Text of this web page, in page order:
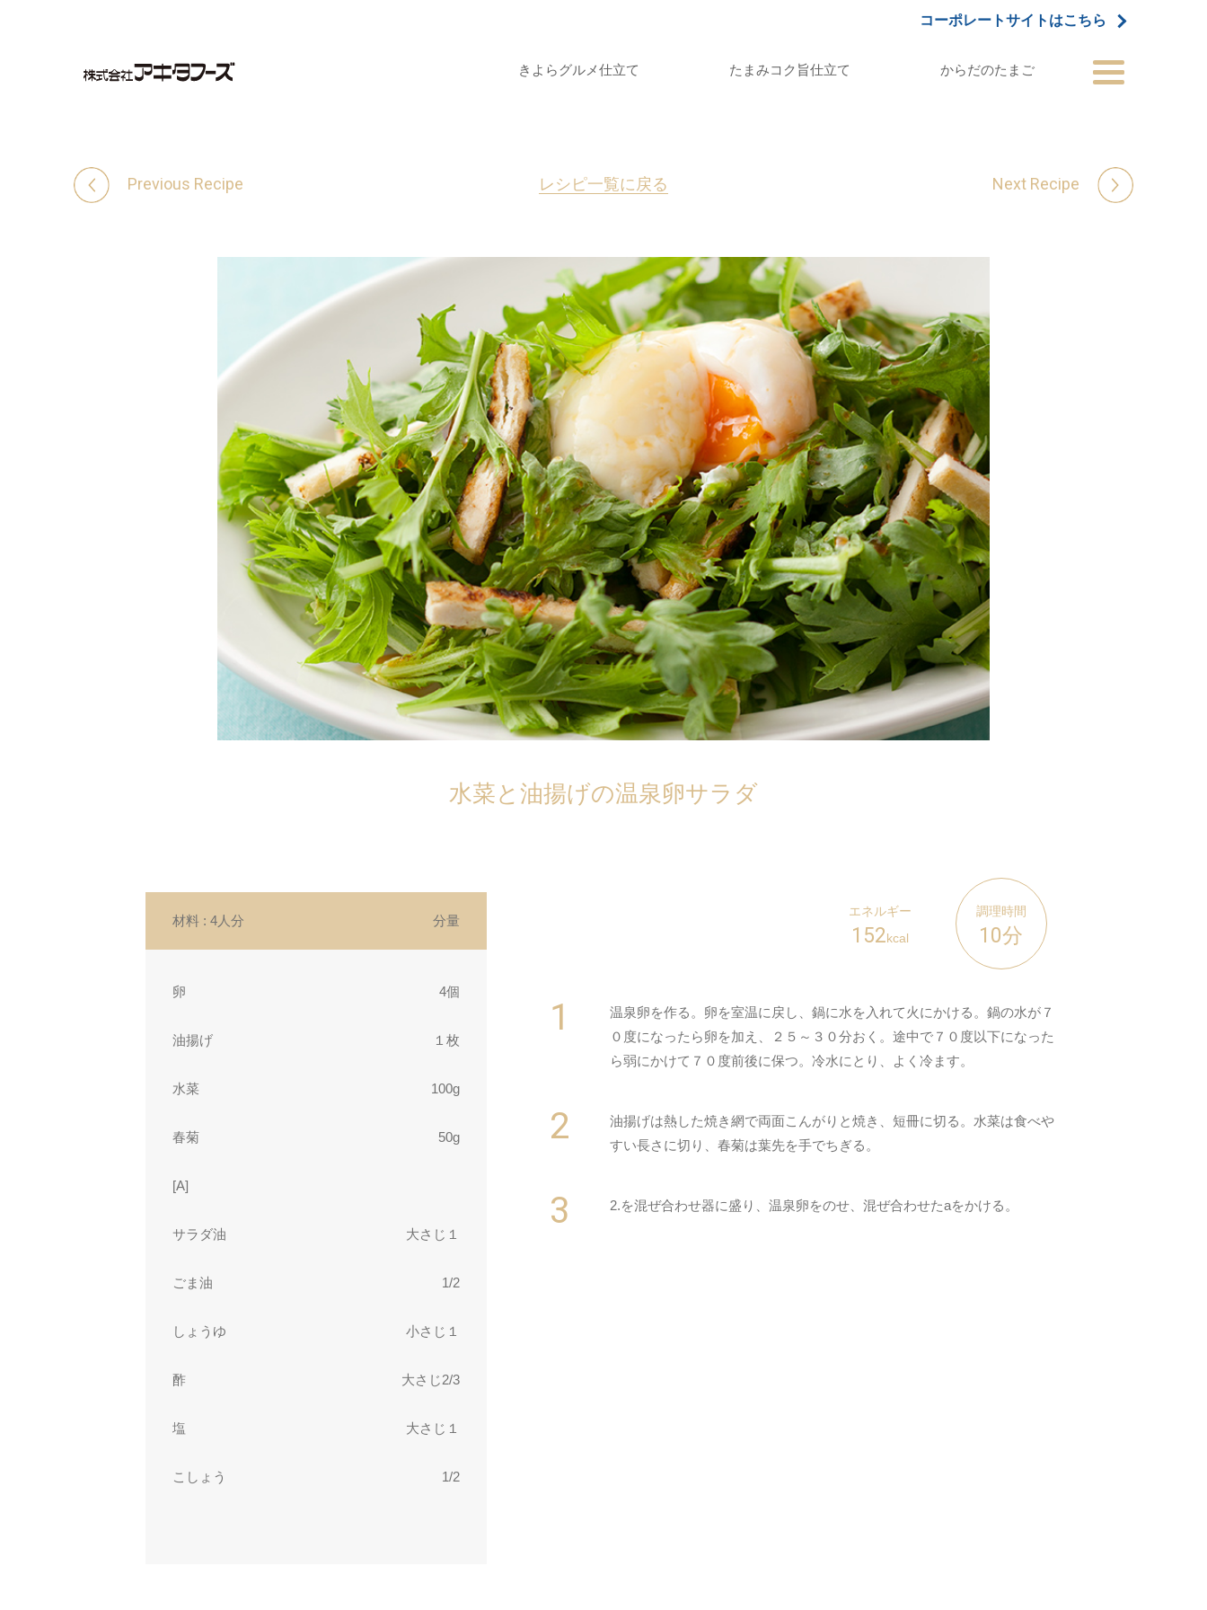
コーポレートサイトはこちら
きよらグルメ仕立て たまみコク旨仕立て からだのたまご
Previous Recipe レシピ一覧に戻る Next Recipe
水菜と油揚げの温泉卵サラダ
材料 : 4人分 分量
卵 4個
油揚げ １枚
水菜 100g
春菊 50g
[A]
サラダ油 大さじ１
ごま油 1/2
しょうゆ 小さじ１
酢 大さじ2/3
塩 大さじ１
こしょう 1/2
エネルギー
152kcal
調理時間
10分
温泉卵を作る。卵を室温に戻し、鍋に水を入れて火にかける。鍋の水が７
０度になったら卵を加え、２５～３０分おく。途中で７０度以下になった
ら弱にかけて７０度前後に保つ。冷水にとり、よく冷ます。
油揚げは熱した焼き網で両面こんがりと焼き、短冊に切る。水菜は食べや
すい長さに切り、春菊は葉先を手でちぎる。
2.を混ぜ合わせ器に盛り、温泉卵をのせ、混ぜ合わせたaをかける。